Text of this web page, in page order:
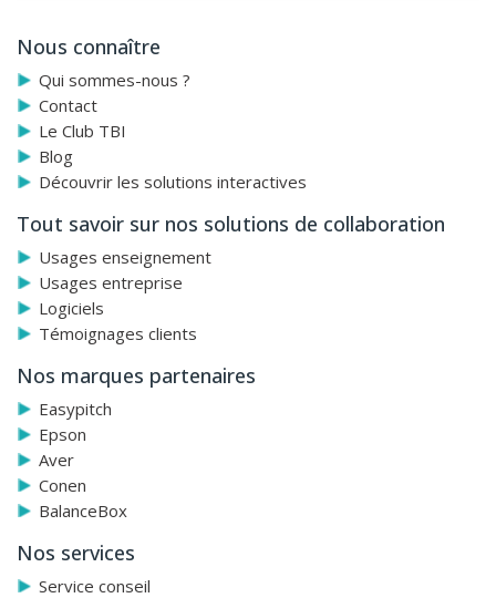
Nous connaître
Qui sommes-nous ?
Contact
Le Club TBI
Blog
Découvrir les solutions interactives
Tout savoir sur nos solutions de collaboration
Usages enseignement
Usages entreprise
Logiciels
Témoignages clients
Nos marques partenaires
Easypitch
Epson
Aver
Conen
BalanceBox
Nos services
Service conseil